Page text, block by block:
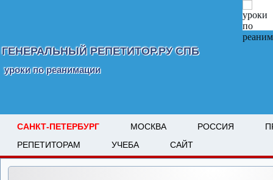
ГЕНЕРАЛЬНЫЙ РЕПЕТИТОР.РУ СПБ
уроки по реанимации
САНКТ-ПЕТЕРБУРГ МОСКВА РОССИЯ
РЕПЕТИТОРАМ
УЧЕБА САЙТ